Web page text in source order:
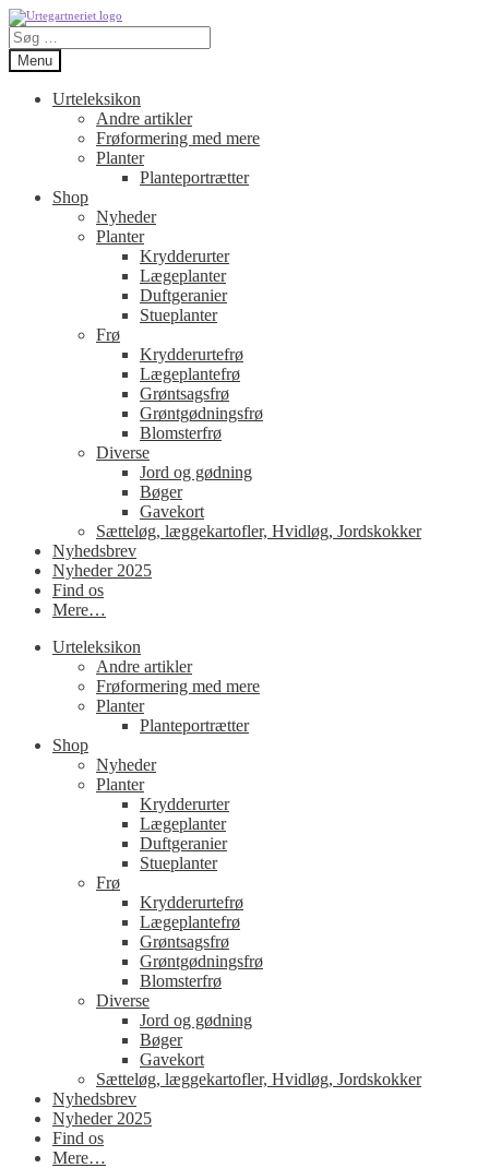
Spring
til
navigation
Spring
til
indhold
Søg
efter:
Menu
Urteleksikon
Andre artikler
Frøformering med mere
Planter
Planteportrætter
Shop
Nyheder
Planter
Krydderurter
Lægeplanter
Duftgeranier
Stueplanter
Frø
Krydderurtefrø
Lægeplantefrø
Grøntsagsfrø
Grøntgødningsfrø
Blomsterfrø
Diverse
Jord og gødning
Bøger
Gavekort
Sætteløg, læggekartofler, Hvidløg, Jordskokker
Nyhedsbrev
Nyheder 2025
Find os
Mere…
Urteleksikon
Andre artikler
Frøformering med mere
Planter
Planteportrætter
Shop
Nyheder
Planter
Krydderurter
Lægeplanter
Duftgeranier
Stueplanter
Frø
Krydderurtefrø
Lægeplantefrø
Grøntsagsfrø
Grøntgødningsfrø
Blomsterfrø
Diverse
Jord og gødning
Bøger
Gavekort
Sætteløg, læggekartofler, Hvidløg, Jordskokker
Nyhedsbrev
Nyheder 2025
Find os
Mere…